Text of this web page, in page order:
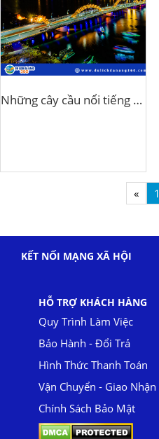
Những cây cầu nổi tiếng ở Đà Nẵng
« 1
KẾT NỐI MẠNG XÃ HỘI
HỖ TRỢ KHÁCH HÀNG
Quy Trình Làm Việc
Bảo Hành - Đổi Trả
Hình Thức Thanh Toán
Vận Chuyển - Giao Nhận
Chính Sách Bảo Mật